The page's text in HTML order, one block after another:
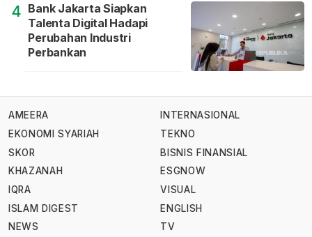
4 Bank Jakarta Siapkan
Talenta Digital Hadapi
Perubahan Industri
Perbankan
AMEERA
EKONOMI SYARIAH
SKOR
KHAZANAH
IQRA
ISLAM DIGEST
NEWS
INTERNASIONAL
TEKNO
BISNIS FINANSIAL
ESGNOW
VISUAL
ENGLISH
TV